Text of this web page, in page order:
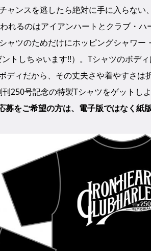
ャンスを逃したら絶対に手に入らない
るのはアイアンハートとクラブ・ハ
ャツのためだけにホッピングシャワー
トしちゃいます!!）。Tシャツのボデ
ィだから、その丈夫さや着やすさは
250号記念の特製Tシャツをゲットし
をご希望の方は、電子版ではなく紙